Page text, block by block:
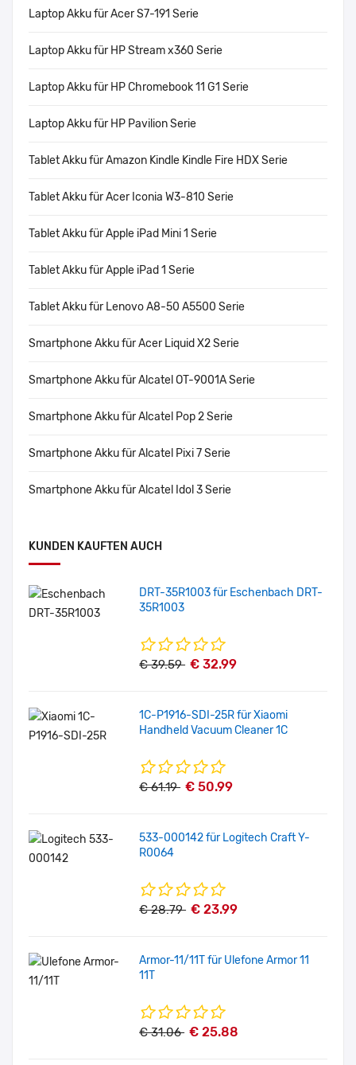
Laptop Akku für Acer S7-191 Serie
Laptop Akku für HP Stream x360 Serie
Laptop Akku für HP Chromebook 11 G1 Serie
Laptop Akku für HP Pavilion Serie
Tablet Akku für Amazon Kindle Kindle Fire HDX Serie
Tablet Akku für Acer Iconia W3-810 Serie
Tablet Akku für Apple iPad Mini 1 Serie
Tablet Akku für Apple iPad 1 Serie
Tablet Akku für Lenovo A8-50 A5500 Serie
Smartphone Akku für Acer Liquid X2 Serie
Smartphone Akku für Alcatel OT-9001A Serie
Smartphone Akku für Alcatel Pop 2 Serie
Smartphone Akku für Alcatel Pixi 7 Serie
Smartphone Akku für Alcatel Idol 3 Serie
KUNDEN KAUFTEN AUCH
DRT-35R1003 für Eschenbach DRT-
35R1003
€ 39.59 € 32.99
1C-P1916-SDI-25R für Xiaomi
Handheld Vacuum Cleaner 1C
€ 61.19 € 50.99
533-000142 für Logitech Craft Y-
R0064
€ 28.79 € 23.99
Armor-11/11T für Ulefone Armor 11
11T
€ 31.06 € 25.88